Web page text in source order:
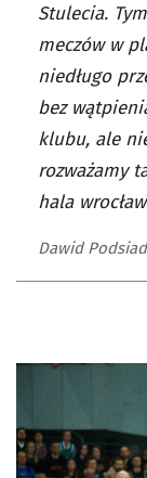
Stulecia.
meczów w
niedługo
bez
klubu, ale
rozważamy
hala
Dawid